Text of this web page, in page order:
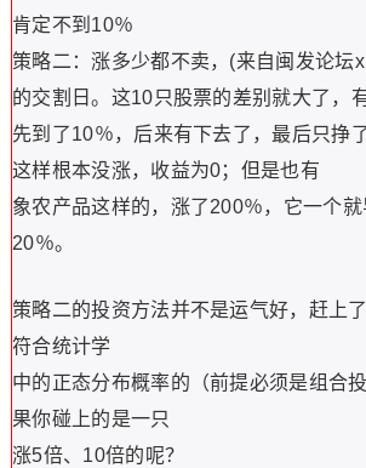
肯定不到10％
策略二：涨多少都不卖，(来自闽发论坛
的交割日。这10只股票的差别就大了，
先到了10％，后来有下去了，最后只挣
这样根本没涨，收益为0；但是也有
象农产品这样的，涨了200％，它一个
20％。
策略二的投资方法并不是运气好，赶上
符合统计学
中的正态分布概率的（前提必须是组合
果你碰上的是一只
涨5倍、10倍的呢？